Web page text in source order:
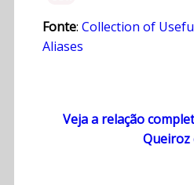
Fonte: Collection of
Aliases
Veja a relação
Queiroz